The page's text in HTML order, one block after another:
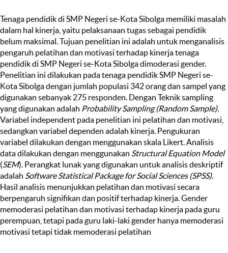
Tenaga pendidik di SMP Negeri se-Kota Sibolga memiliki masalah
dalam hal kinerja, yaitu pelaksanaan tugas sebagai pendidik
belum maksimal. Tujuan penelitian ini adalah untuk menganalisis
pengaruh pelatihan dan motivasi terhadap kinerja tenaga
pendidik di SMP Negeri se-Kota Sibolga dimoderasi gender.
Penelitian ini dilakukan pada tenaga pendidik SMP Negeri se-
Kota Sibolga dengan jumlah populasi 342 orang dan sampel yang
digunakan sebanyak 275 responden. Dengan Teknik sampling
yang digunakan adalah Probability Sampling (Random Sample).
Variabel independent pada penelitian ini pelatihan dan motivasi,
sedangkan variabel dependen adalah kinerja. Pengukuran
variabel dilakukan dengan menggunakan skala Likert. Analisis
data dilakukan dengan menggunakan Structural Equation Model
(SEM). Perangkat lunak yang digunakan untuk analisis deskriptif
adalah Software Statistical Package for Social Sciences (SPSS).
Hasil analisis menunjukkan pelatihan dan motivasi secara
berpengaruh signifikan dan positif terhadap kinerja. Gender
memoderasi pelatihan dan motivasi terhadap kinerja pada guru
perempuan, tetapi pada guru laki-laki gender hanya memoderasi
motivasi tetapi tidak memoderasi pelatihan